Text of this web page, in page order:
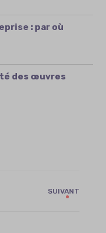
: par où
des œuvres
SUIVANT